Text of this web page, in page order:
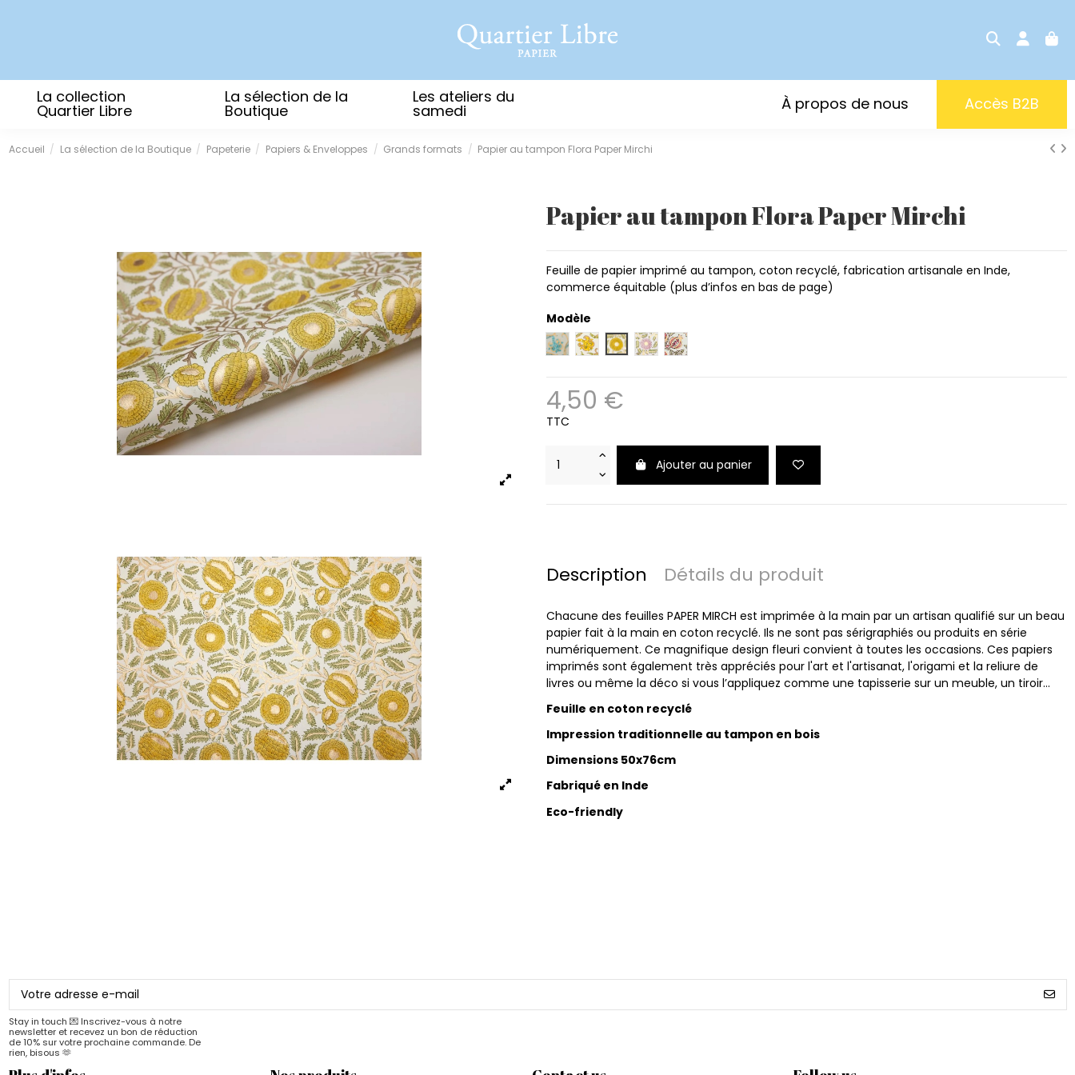
La collection
Quartier Libre
La sélection de la
Boutique
Les ateliers du
samedi Accès B2B
À propos de nous
Accueil La sélection de la Boutique Papeterie Papiers & Enveloppes Grands formats Papier au tampon Flora Paper Mirchi
Papier au tampon Flora Paper Mirchi
Feuille de papier imprimé au tampon, coton recyclé, fabrication artisanale en Inde,
commerce équitable (plus d’infos en bas de page)
Modèle
Iris turquoise
Iris sunshine
Marigold sunshine
Marigold blush
Pomegranate pink
4,50 €
TTC
Ajouter au panier
Description Détails du produit
Chacune des feuilles PAPER MIRCH est imprimée à la main par un artisan qualifié sur un beau
papier fait à la main en coton recyclé. Ils ne sont pas sérigraphiés ou produits en série
numériquement. Ce magnifique design fleuri convient à toutes les occasions. Ces papiers
imprimés sont également très appréciés pour l'art et l'artisanat, l'origami et la reliure de
livres ou même la déco si vous l’appliquez comme une tapisserie sur un meuble, un tiroir…
Feuille en coton recyclé
Impression traditionnelle au tampon en bois
Dimensions 50x76cm
Fabriqué en Inde
Eco-friendly
Stay in touch 💌 Inscrivez-vous à notre
newsletter et recevez un bon de réduction
de 10% sur votre prochaine commande. De
rien, bisous 🫶